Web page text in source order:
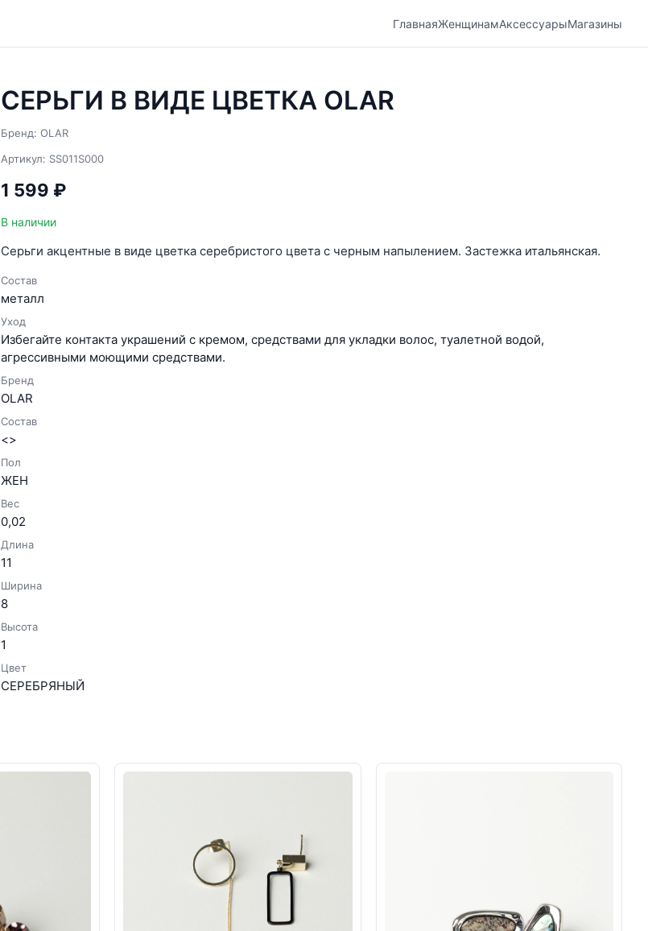
ГлавнаяЖенщинамАксессуарыМагазины
СЕРЬГИ В ВИДЕ ЦВЕТКА OLAR
Бренд: OLAR
Артикул: SS011S000
1 599 ₽
В наличии
Серьги акцентные в виде цветка серебристого цвета с черным напылением. Застежка итальянская.
Состав
металл
Уход
Избегайте контакта украшений с кремом, средствами для укладки волос, туалетной водой,
агрессивными моющими средствами.
Бренд
OLAR
Состав
<>
Пол
ЖЕН
Вес
0,02
Длина
11
Ширина
8
Высота
1
Цвет
СЕРЕБРЯНЫЙ